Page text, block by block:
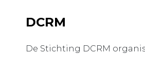
DCRM
De Stichting DCRM